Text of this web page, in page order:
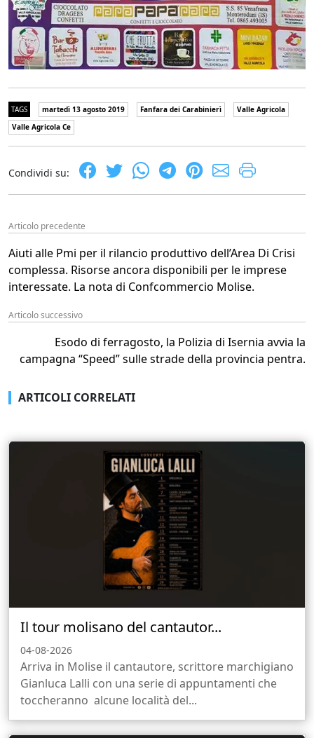
TAGS martedì 13 agosto 2019 Fanfara dei Carabinierì
Valle Agricola
Valle Agricola Ce
Condividi su:
Articolo precedente
Aiuti alle Pmi per il rilancio produttivo dell’Area Di Crisi
complessa. Risorse ancora disponibili per le imprese
interessate. La nota di Confcommercio Molise.
Articolo successivo
Esodo di ferragosto, la Polizia di Isernia avvia la
campagna “Speed” sulle strade della provincia pentra.
ARTICOLI CORRELATI
Il tour molisano del cantautor...
04-08-2026
Arriva in Molise il cantautore, scrittore marchigiano
Gianluca Lalli con una serie di appuntamenti che
toccheranno alcune località del...